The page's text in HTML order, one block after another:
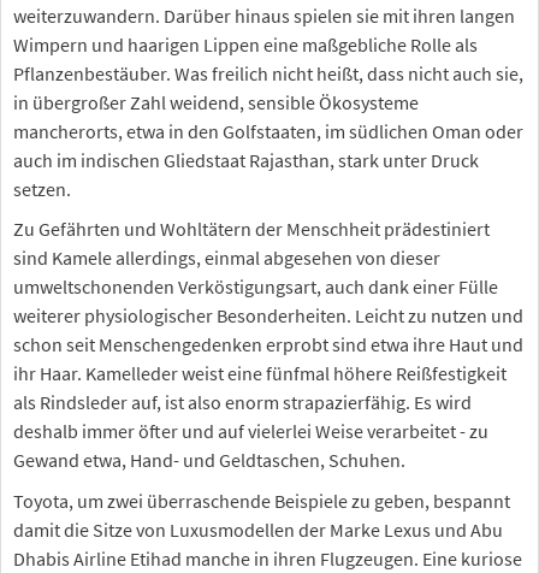
weiterzuwandern. Darüber hinaus spielen sie mit ihren langen
Wimpern und haarigen Lippen eine maßgebliche Rolle als
Pflanzenbestäuber. Was freilich nicht heißt, dass nicht auch sie,
in übergroßer Zahl weidend, sensible Ökosysteme
mancherorts, etwa in den Golfstaaten, im südlichen Oman oder
auch im indischen Gliedstaat Rajasthan, stark unter Druck
setzen.
Zu Gefährten und Wohltätern der Menschheit prädestiniert
sind Kamele allerdings, einmal abgesehen von dieser
umweltschonenden Verköstigungsart, auch dank einer Fülle
weiterer physiologischer Besonderheiten. Leicht zu nutzen und
schon seit Menschengedenken erprobt sind etwa ihre Haut und
ihr Haar. Kamelleder weist eine fünfmal höhere Reißfestigkeit
als Rindsleder auf, ist also enorm strapazierfähig. Es wird
deshalb immer öfter und auf vielerlei Weise verarbeitet - zu
Gewand etwa, Hand- und Geldtaschen, Schuhen.
Toyota, um zwei überraschende Beispiele zu geben, bespannt
damit die Sitze von Luxusmodellen der Marke Lexus und Abu
Dhabis Airline Etihad manche in ihren Flugzeugen. Eine kuriose